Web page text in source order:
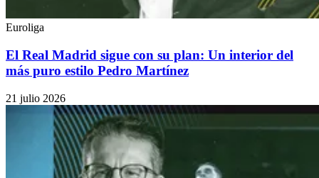
Euroliga
El Real Madrid sigue con su plan: Un interior del
más puro estilo Pedro Martínez
21 julio 2026